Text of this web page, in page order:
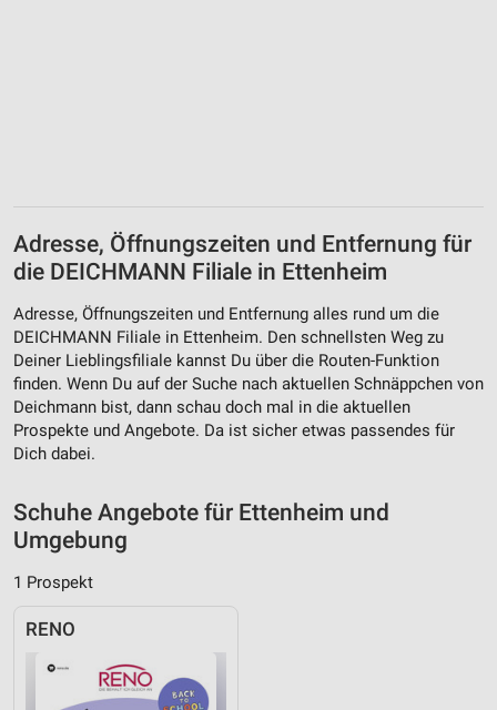
Adresse, Öffnungszeiten und Entfernung für
die DEICHMANN Filiale in Ettenheim
Adresse, Öffnungszeiten und Entfernung alles rund um die
DEICHMANN Filiale in Ettenheim. Den schnellsten Weg zu
Deiner Lieblingsfiliale kannst Du über die Routen-Funktion
finden. Wenn Du auf der Suche nach aktuellen Schnäppchen von
Deichmann bist, dann schau doch mal in die aktuellen
Prospekte und Angebote. Da ist sicher etwas passendes für
Dich dabei.
Schuhe Angebote für Ettenheim und
Umgebung
1 Prospekt
RENO
Verwendung reduzierter Daten zur Auswahl von
Inhalten
Verwendung genauer Standortdaten
Geräte anhand von aktiv angeforderten
Informationen identifizieren
Nicht-IAB-Verarbeitungszwecke:
Performance
Funktional